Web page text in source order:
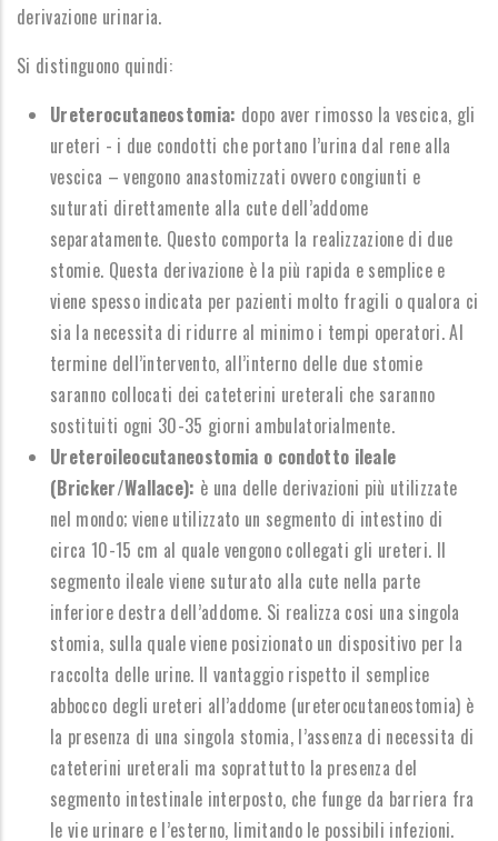
derivazione urinaria.
Si distinguono quindi:
Ureterocutaneostomia: dopo aver rimosso la vescica, gli
ureteri - i due condotti che portano l’urina dal rene alla
vescica – vengono anastomizzati ovvero congiunti e
suturati direttamente alla cute dell’addome
separatamente. Questo comporta la realizzazione di due
stomie. Questa derivazione è la più rapida e semplice e
viene spesso indicata per pazienti molto fragili o qualora ci
sia la necessita di ridurre al minimo i tempi operatori. Al
termine dell’intervento, all’interno delle due stomie
saranno collocati dei cateterini ureterali che saranno
sostituiti ogni 30-35 giorni ambulatorialmente.
Ureteroileocutaneostomia o condotto ileale
(Bricker/Wallace): è una delle derivazioni più utilizzate
nel mondo; viene utilizzato un segmento di intestino di
circa 10-15 cm al quale vengono collegati gli ureteri. Il
segmento ileale viene suturato alla cute nella parte
inferiore destra dell’addome. Si realizza cosi una singola
stomia, sulla quale viene posizionato un dispositivo per la
raccolta delle urine. Il vantaggio rispetto il semplice
abbocco degli ureteri all’addome (ureterocutaneostomia) è
la presenza di una singola stomia, l’assenza di necessita di
cateterini ureterali ma soprattutto la presenza del
segmento intestinale interposto, che funge da barriera fra
le vie urinare e l’esterno, limitando le possibili infezioni.